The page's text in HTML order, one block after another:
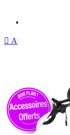
 Aperçu rapide